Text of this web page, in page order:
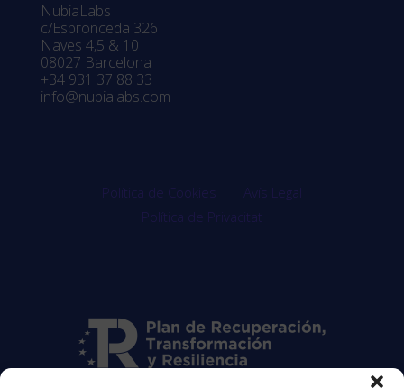
NubiaLabs
c/Espronceda 326
Naves 4,5 & 10
08027 Barcelona
+34 931 37 88 33
info@nubialabs.com
Política de Cookies
Avís Legal
Política de Privacitat